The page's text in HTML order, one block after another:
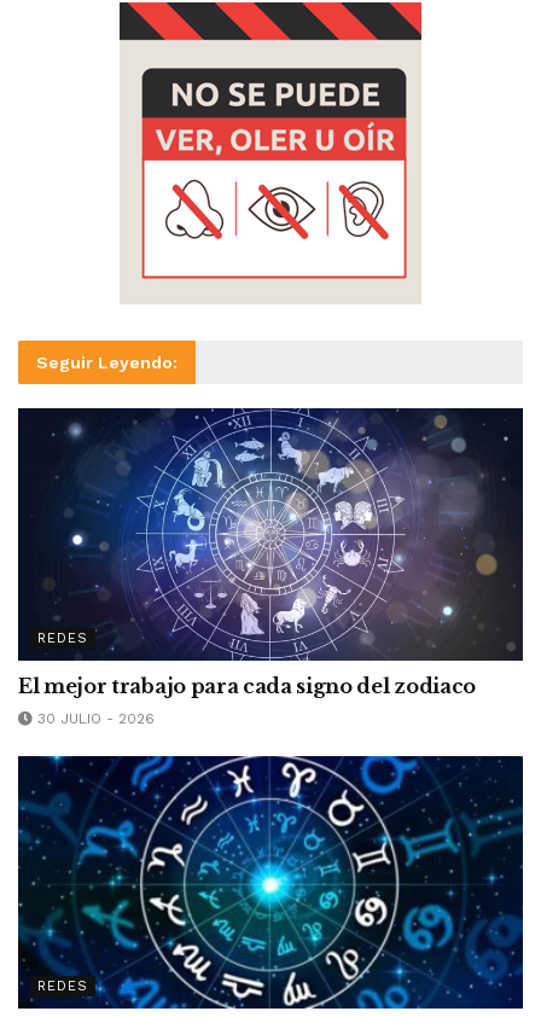
Seguir Leyendo:
REDES
El mejor trabajo para cada signo del zodiaco
30 JULIO - 2026
REDES